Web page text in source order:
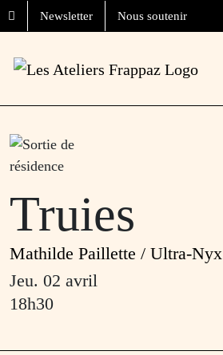
Aller au contenu
Skip to footer
Nous soutenir
Newsletter
Truies
Mathilde Paillette / Ultra-Nyx
jeu. 02 avril
18h30